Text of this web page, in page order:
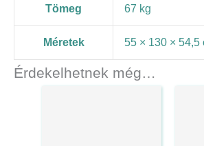
Tömeg 67 kg
Méretek 55 × 130 × 54,5
Érdekelhetnek még…